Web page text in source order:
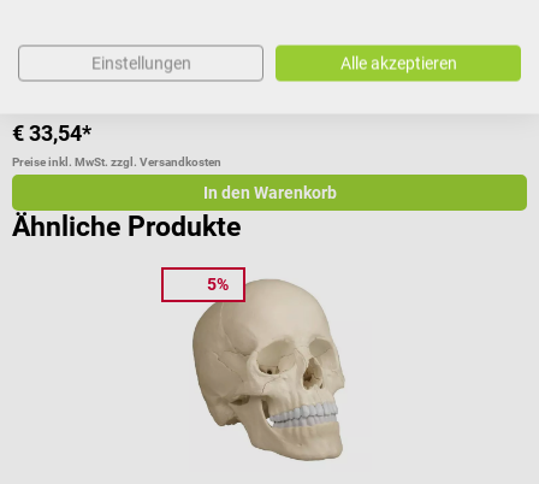
€ 33,54*
Preise inkl. MwSt. zzgl. Versandkosten
In den Warenkorb
Ähnliche Produkte
5%
Einstellungen Alle akzeptieren